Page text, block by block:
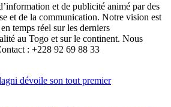
et de publicité animé par des
et de la communication. Notre vision est
temps réel sur les derniers
au Togo et sur le continent. Nous
: +228 92 69 88 33